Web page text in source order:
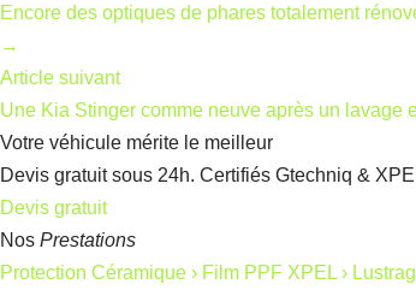
Encore des optiques de phares totalement
→
Article suivant
Une Kia Stinger comme neuve après un lavage
Votre véhicule mérite le meilleur
Devis gratuit sous 24h. Certifiés Gtechniq &
Devis gratuit
Nos Prestations
Protection Céramique › Film PPF XPEL ›